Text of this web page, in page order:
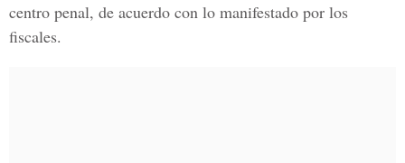
centro penal, de acuerdo con lo manifestado por los
fiscales.